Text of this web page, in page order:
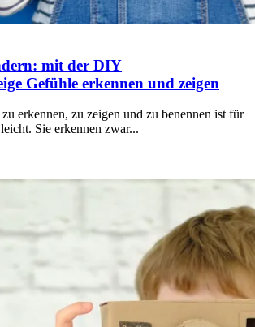
mit der DIY
Gefühle erkennen und zeigen
erkennen, zu zeigen und zu benennen ist für
Sie erkennen zwar...